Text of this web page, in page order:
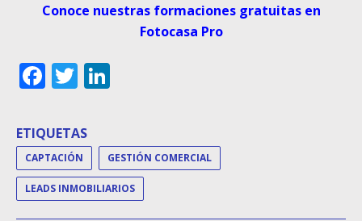
Conoce nuestras formaciones gratuitas en
Fotocasa Pro
Facebook
Twitter
ETIQUETAS
CAPTACIÓN GESTIÓN COMERCIAL
LEADS INMOBILIARIOS